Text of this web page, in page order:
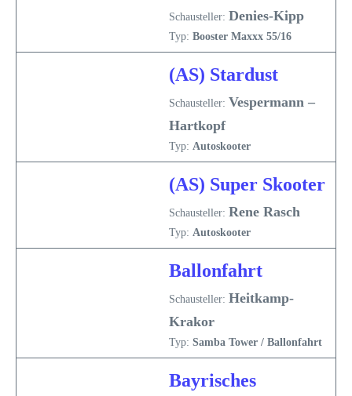
Schausteller: Denies-Kipp
Typ: Booster Maxxx 55/16
(AS) Stardust
Schausteller: Vespermann –
Hartkopf
Typ: Autoskooter
(AS) Super Skooter
Schausteller: Rene Rasch
Typ: Autoskooter
Ballonfahrt
Schausteller: Heitkamp-
Krakor
Typ: Samba Tower / Ballonfahrt
Bayrisches